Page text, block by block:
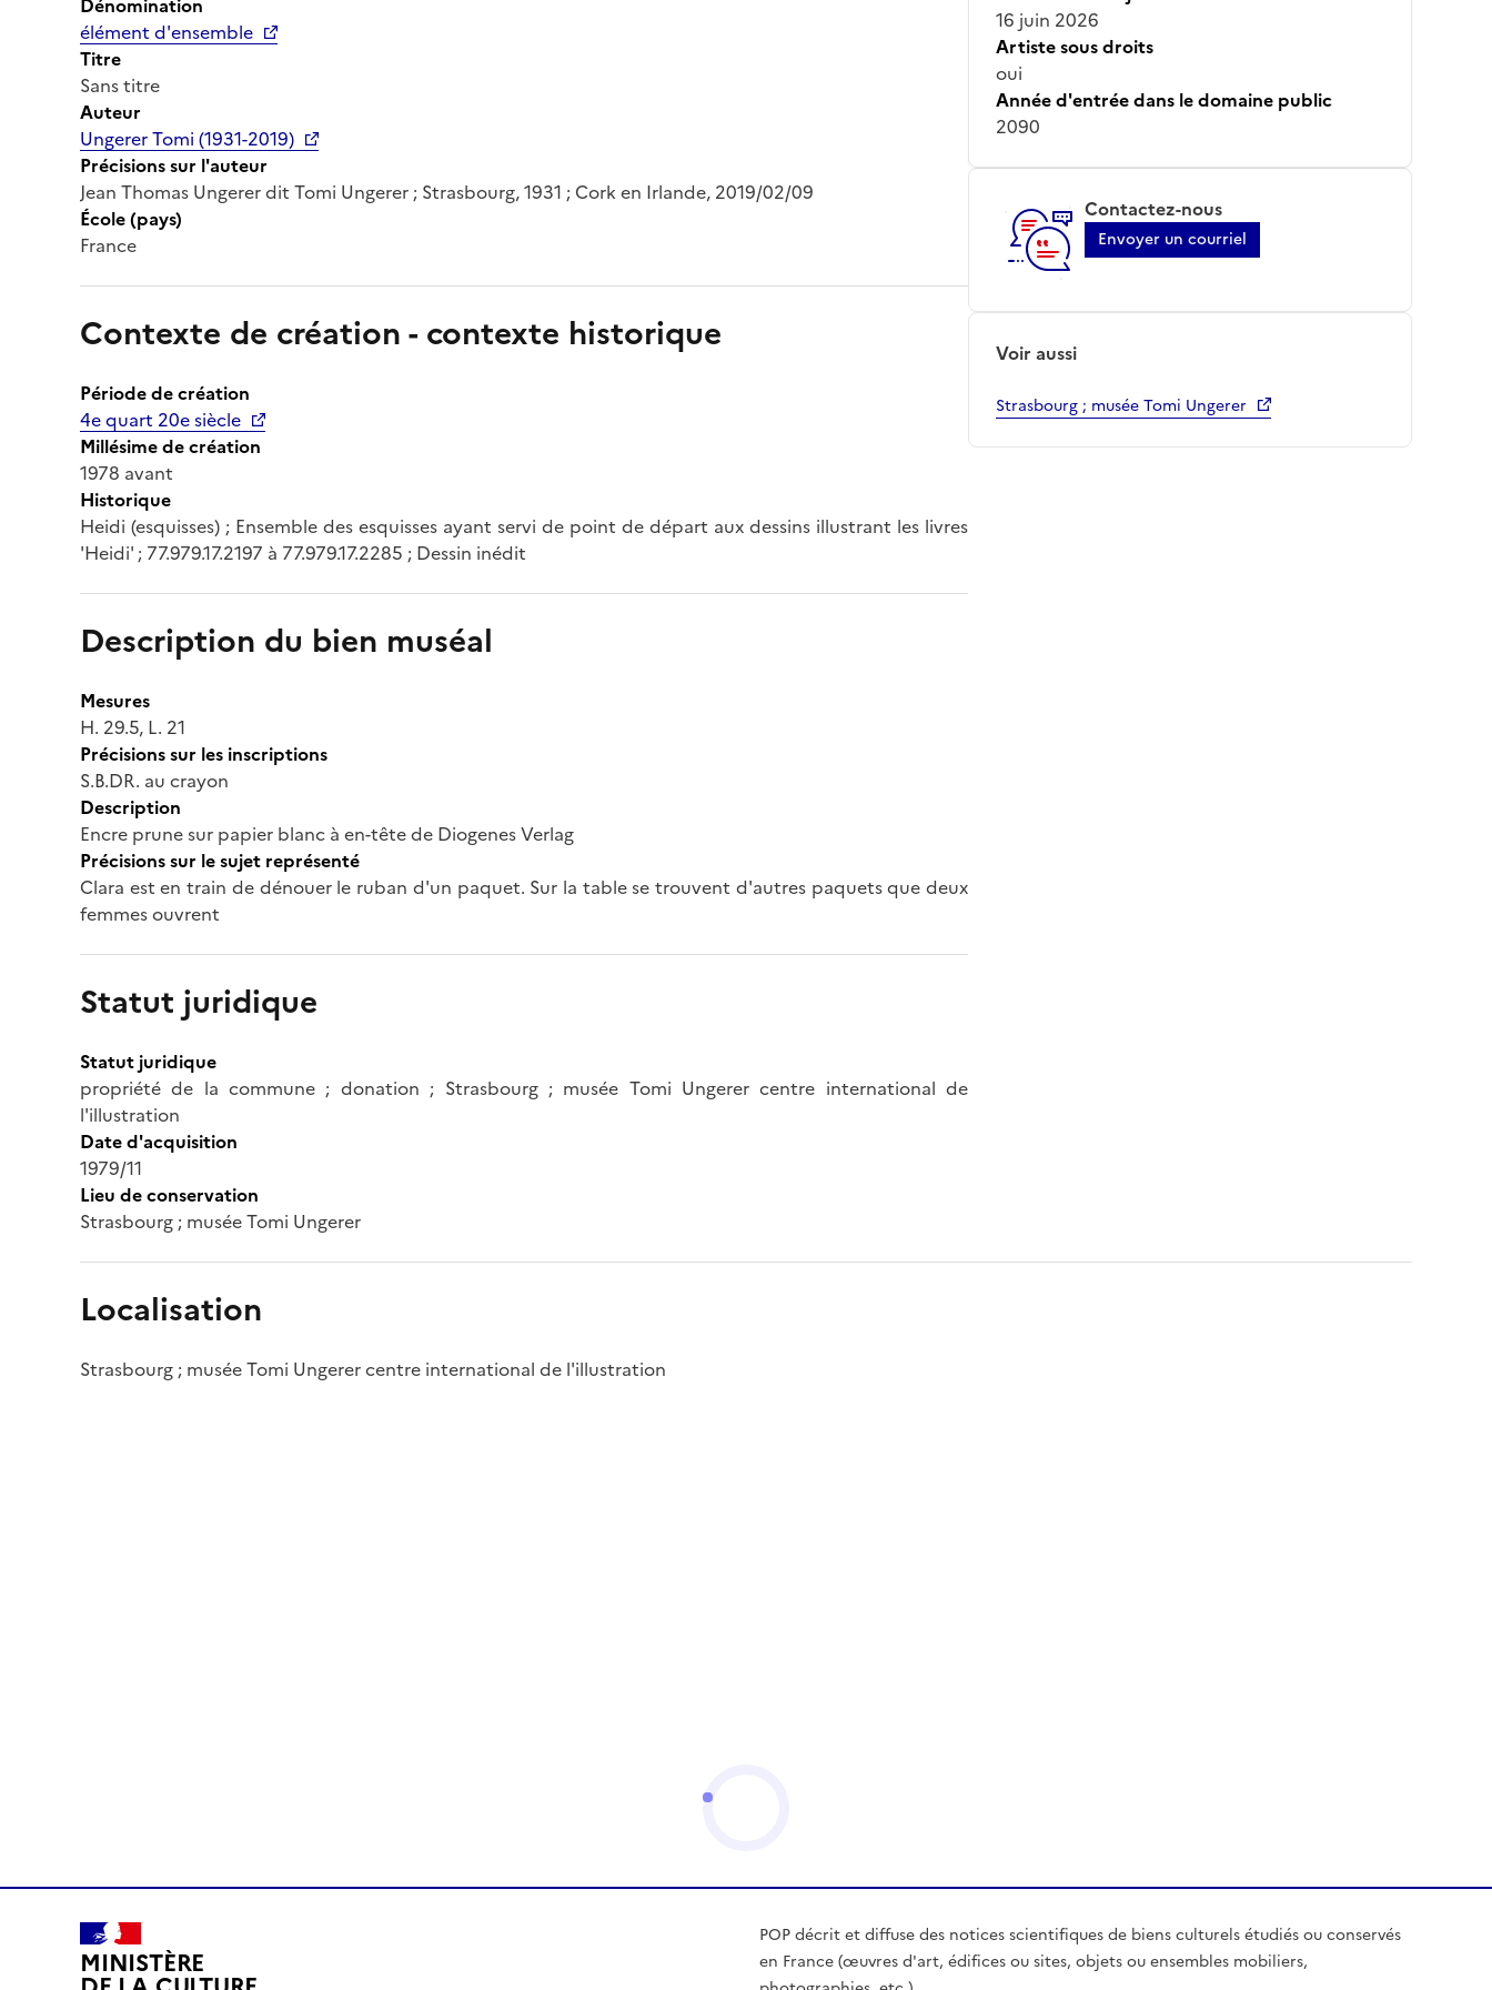
élément d'ensemble
Titre
Sans titre
Auteur
Ungerer Tomi (1931-2019)
Précisions sur l'auteur
Jean Thomas Ungerer dit Tomi Ungerer ; Strasbourg, 1931 ; Cork en Irlande, 2019/02/09
École (pays)
France
Contexte de création - contexte historique
Période de création
4e quart 20e siècle
Millésime de création
1978 avant
Historique
Heidi (esquisses) ; Ensemble des esquisses ayant servi de point de départ aux dessins illustrant les livres
'Heidi' ; 77.979.17.2197 à 77.979.17.2285 ; Dessin inédit
Description du bien muséal
Mesures
H. 29.5, L. 21
Précisions sur les inscriptions
S.B.DR. au crayon
Description
Encre prune sur papier blanc à en-tête de Diogenes Verlag
Précisions sur le sujet représenté
Clara est en train de dénouer le ruban d'un paquet. Sur la table se trouvent d'autres paquets que deux
femmes ouvrent
Statut juridique
Statut juridique
propriété de la commune ; donation ; Strasbourg ; musée Tomi Ungerer centre international de
l'illustration
Date d'acquisition
1979/11
Lieu de conservation
Strasbourg ; musée Tomi Ungerer
16 juin 2026
Artiste sous droits
oui
Année d'entrée dans le domaine public
2090
Contactez-nous
Envoyer un courriel
Voir aussi
Strasbourg ; musée Tomi Ungerer
Localisation
Strasbourg ; musée Tomi Ungerer centre international de l'illustration
MINISTÈRE
POP décrit et diffuse des notices scientifiques de biens culturels étudiés ou conservés
en France (œuvres d'art, édifices ou sites, objets ou ensembles mobiliers,